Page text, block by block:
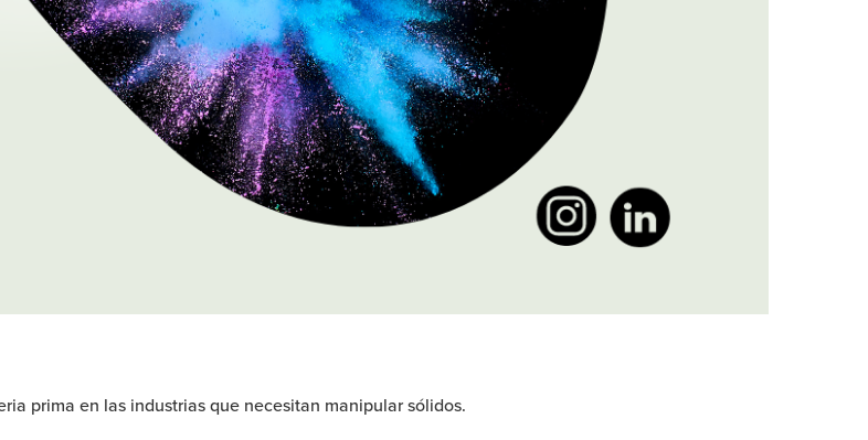
prima en las industrias que necesitan manipular sólidos.